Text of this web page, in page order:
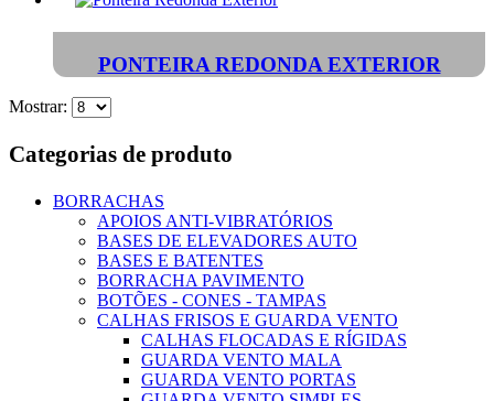
PONTEIRA REDONDA EXTERIOR
Mostrar:
Categorias de produto
BORRACHAS
APOIOS ANTI-VIBRATÓRIOS
BASES DE ELEVADORES AUTO
BASES E BATENTES
BORRACHA PAVIMENTO
BOTÕES - CONES - TAMPAS
CALHAS FRISOS E GUARDA VENTO
CALHAS FLOCADAS E RÍGIDAS
GUARDA VENTO MALA
GUARDA VENTO PORTAS